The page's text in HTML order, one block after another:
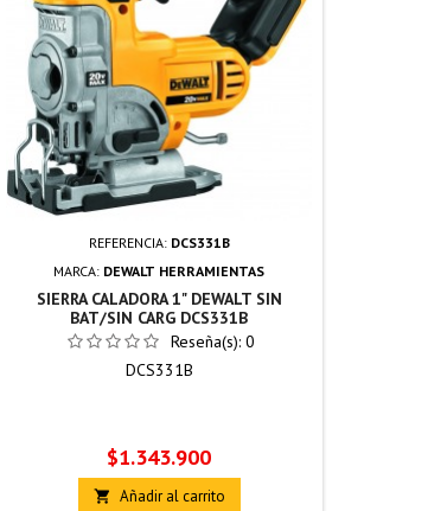
REFERENCIA: DCS331B
MARCA: DEWALT HERRAMIENTAS
SIERRA CALADORA 1" DEWALT SIN
BAT/SIN CARG DCS331B
Reseña(s): 0
DCS331B
Precio
$1.343.900
 Añadir al carrito